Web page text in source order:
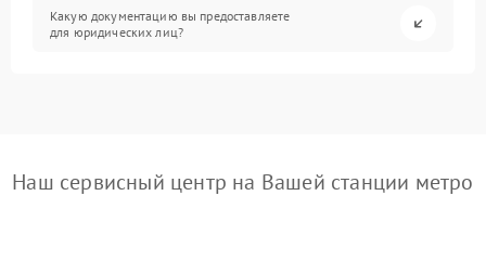
Какую документацию вы предоставляете
для юридических лиц?
Наш сервисный центр на Вашей станции метро